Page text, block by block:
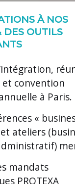
À NOS
DES OUTILS
et convention
à Paris.
«
ateliers
mandats
PROTEXA